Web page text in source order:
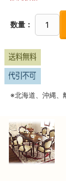
数量：
※北海道、沖縄、